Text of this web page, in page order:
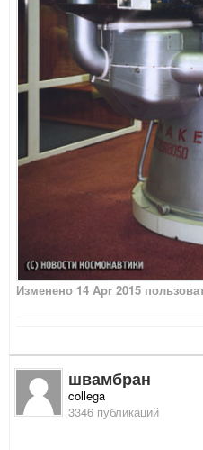
Изменено 14 Apr 2015
швамбран
collega
3346 публикаций